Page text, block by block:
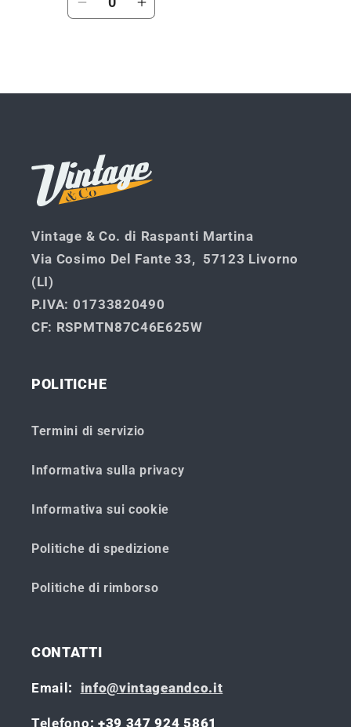
DiminuisciAumenta
in
Vintage & Co. di Raspanti Martina
Via Cosimo Del Fante 33, 57123 Livorno
(LI)
P.IVA: 01733820490
CF: RSPMTN87C46E625W
POLITICHE
Termini di servizio
Informativa sulla privacy
Informativa sui cookie
Politiche di spedizione
Politiche di rimborso
CONTATTI
Email : info@vintageandco.it
Telefono: +39 347 924 5861